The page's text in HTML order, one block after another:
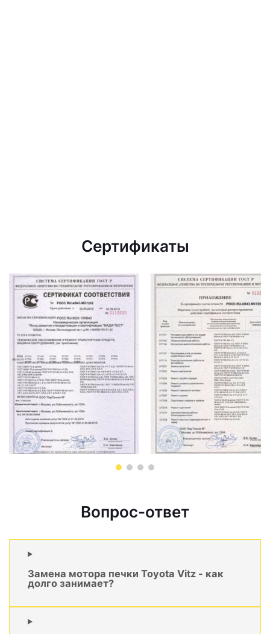
Сертификаты
Вопрос-ответ
Замена мотора печки Toyota Vitz - как
долго занимает?